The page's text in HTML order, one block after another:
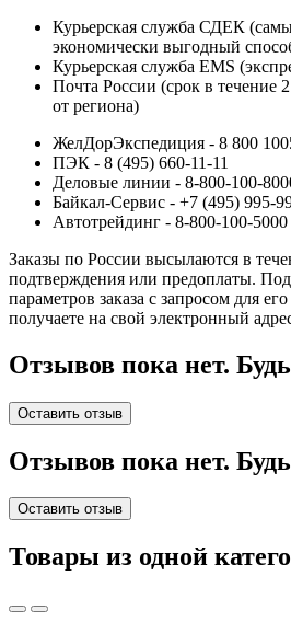
Курьерская служба СДЕК
экономически выгодный
Курьерская служба EMS
Почта России (срок в течение
от региона)
ЖелДорЭкспедиция - 8 800
ПЭК - 8 (495) 660-11-11
Деловые линии - 8-800-100-
Байкал-Сервис - +7 (495) 995-
Автотрейдинг - 8-800-100-5000
Заказы по России высылаются в
подтверждения или предоплаты.
параметров заказа с запросом для
получаете на свой электронный
Отзывов пока нет.
Оставить отзыв
Отзывов пока нет.
Оставить отзыв
Товары из одной